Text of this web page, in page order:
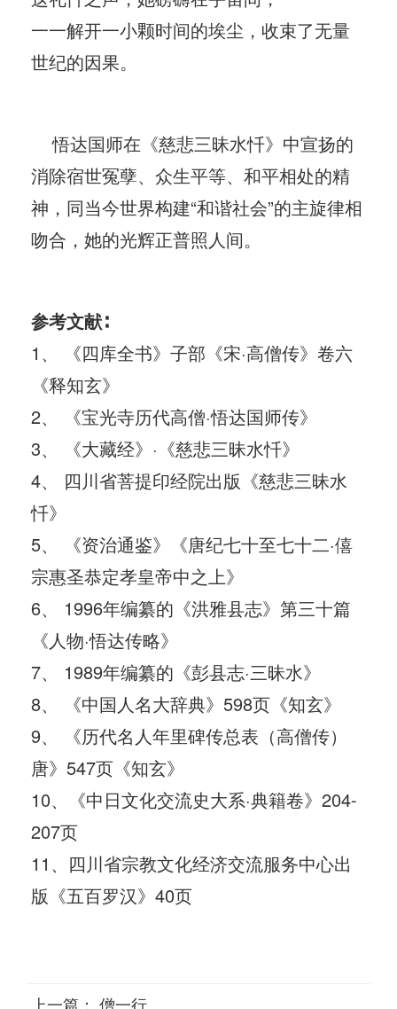
一一解开一小颗时间的埃尘，收束了无量
世纪的因果。
悟达国师在《慈悲三昧水忏》中宣扬的
消除宿世冤孽、众生平等、和平相处的精
神，同当今世界构建“和谐社会”的主旋律相
吻合，她的光辉正普照人间。
参考文献∶
1、 《四库全书》子部《宋·高僧传》卷六
《释知玄》
2、 《宝光寺历代高僧·悟达国师传》
3、 《大藏经》·《慈悲三昧水忏》
4、 四川省菩提印经院出版《慈悲三昧水
忏》
5、 《资治通鉴》《唐纪七十至七十二·僖
宗惠圣恭定孝皇帝中之上》
6、 1996年编纂的《洪雅县志》第三十篇
《人物·悟达传略》
7、 1989年编纂的《彭县志·三昧水》
8、 《中国人名大辞典》598页《知玄》
9、 《历代名人年里碑传总表（高僧传）
唐》547页《知玄》
10、《中日文化交流史大系·典籍卷》204-
207页
11、四川省宗教文化经济交流服务中心出
版《五百罗汉》40页
上一篇： 僧一行